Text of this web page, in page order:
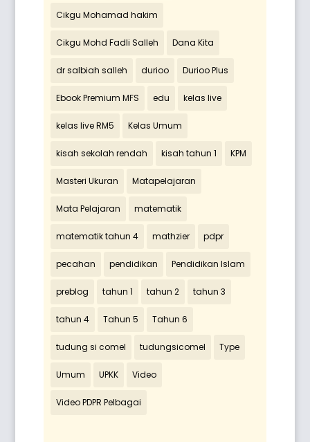
Cikgu Mohamad hakim
Cikgu Mohd Fadli Salleh Dana Kita
dr salbiah salleh durioo Durioo Plus
Ebook Premium MFS edu kelas live
kelas live RM5 Kelas Umum
kisah sekolah rendah kisah tahun 1 KPM
Masteri Ukuran Matapelajaran
Mata Pelajaran matematik
matematik tahun 4 mathzier pdpr
pecahan pendidikan Pendidikan Islam
preblog tahun 1 tahun 2 tahun 3
tahun 4 Tahun 5 Tahun 6
tudung si comel tudungsicomel Type
Umum UPKK Video
Video PDPR Pelbagai